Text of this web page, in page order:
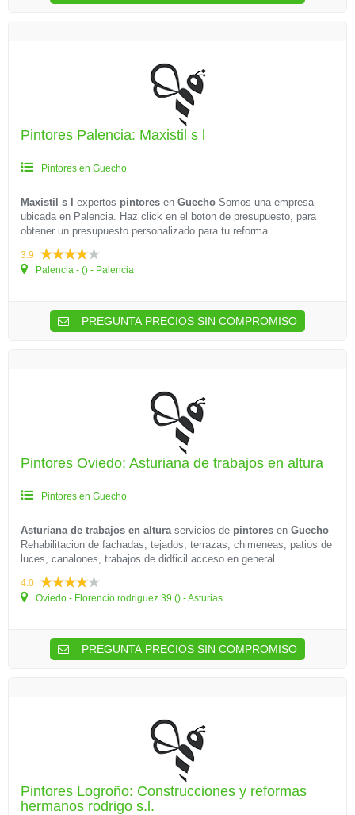
Pintores Palencia: Maxistil s l
Pintores en Guecho
Maxistil s l expertos pintores en Guecho Somos una empresa
ubicada en Palencia. Haz click en el boton de presupuesto, para
obtener un presupuesto personalizado para tu reforma
3.9
Palencia - () - Palencia
PREGUNTA PRECIOS SIN COMPROMISO
Pintores Oviedo: Asturiana de trabajos en altura
Pintores en Guecho
Asturiana de trabajos en alturaservicios de pintores en Guecho
Rehabilitacion de fachadas, tejados, terrazas, chimeneas, patios de
luces, canalones, trabajos de didficil acceso en general.
4.0
Oviedo - Florencio rodriguez 39 () - Asturias
PREGUNTA PRECIOS SIN COMPROMISO
Pintores Logroño: Construcciones y reformas
hermanos rodrigo s.l.